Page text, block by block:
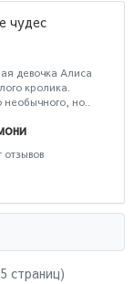
чудес
девочка Алиса
кролика.
необычного, но..
отзывов
страниц)